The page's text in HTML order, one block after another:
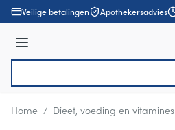
Ga naar de inhoud
Veilige betalingen Apothekersadvies
Menu
Home / Dieet, voeding en vitamines